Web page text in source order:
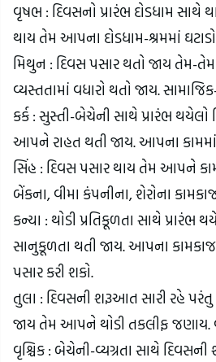
વૃષભ : દિવસનો પ્રારંભ દોડધામ સાથે
થાય તેમ આપના દોડધામ-શ્રમમાં
મિથુન : દિવસ પસાર થતો જાય તેમ-
વ્યસ્તતામાં વધારો થતો જાય.
કર્ક : સુસ્તી-બેચેની સાથે પ્રારંભ
આપને રાહત થતી જાય. આપના
સિંહ : દિવસ પસાર થાય તેમ આપને
બેંકના, વીમા કંપનીના, શેરોના
કન્યા : થોડી પ્રતિકૂળતા સાથે પ્રારંભ
સાનુકૂળતા થતી જાય. આપના
પસાર કરી શકો.
તુલા : દિવસની શરૂઆત સારી રહે
જાય તેમ આપને થોડી તકલીફ જણાય.
વૃશ્ચિક : બેચેની-વ્યગ્રતા સાથે